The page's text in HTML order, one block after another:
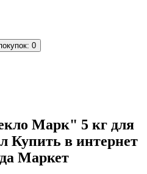
: 0
Марк" 5 кг для
Купить в интернет
Маркет